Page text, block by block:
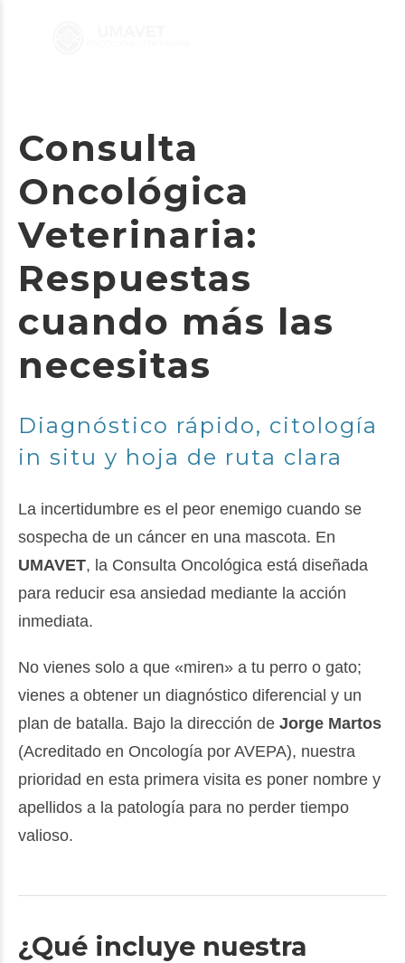
Consulta
Oncológica
Veterinaria:
Respuestas
cuando más las
necesitas
Diagnóstico rápido, citología
in situ y hoja de ruta clara
La incertidumbre es el peor enemigo cuando se
sospecha de un cáncer en una mascota. En
UMAVET, la Consulta Oncológica está diseñada
para reducir esa ansiedad mediante la acción
inmediata.
No vienes solo a que «miren» a tu perro o gato;
vienes a obtener un diagnóstico diferencial y un
plan de batalla. Bajo la dirección de Jorge Martos
(Acreditado en Oncología por AVEPA), nuestra
prioridad en esta primera visita es poner nombre y
apellidos a la patología para no perder tiempo
valioso.
¿Qué incluye nuestra